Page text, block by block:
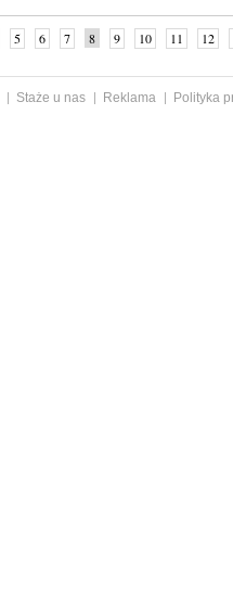
5 6 7 8 9 10 11 12
Staże u nas Reklama
Polityka